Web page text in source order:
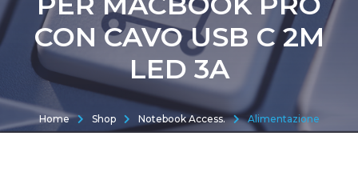
CON CAVO USB C 2M
LED 3A
Home Shop Notebook Access. Alimentazione